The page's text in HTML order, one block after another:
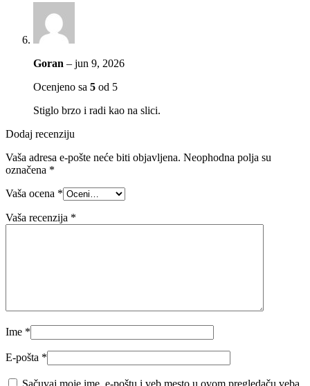
Goran – jun 9, 2026
Ocenjeno sa 5 od 5
Stiglo brzo i radi kao na slici.
Dodaj recenziju
Vaša adresa e-pošte neće biti objavljena. Neophodna polja su
označena *
Vaša ocena *
Vaša recenzija *
Ime *
E-pošta *
Sačuvaj moje ime, e-poštu i veb mesto u ovom pregledaču veba